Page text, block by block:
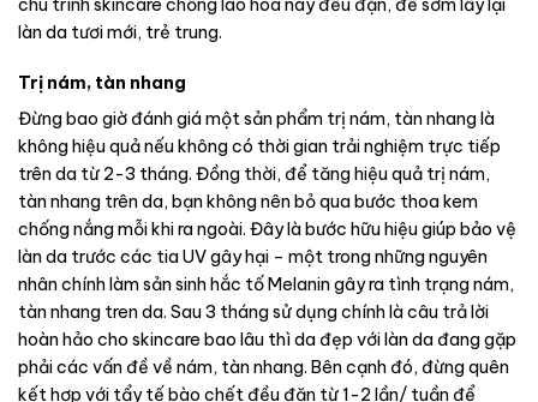
chu trình skincare chống lão hoá này đều đặn, để sớm lấy lại
làn da tươi mới, trẻ trung.
Trị nám, tàn nhang
Đừng bao giờ đánh giá một sản phẩm trị nám, tàn nhang là
không hiệu quả nếu không có thời gian trải nghiệm trực tiếp
trên da từ 2-3 tháng. Đồng thời, để tăng hiệu quả trị nám,
tàn nhang trên da, bạn không nên bỏ qua bước thoa kem
chống nắng mỗi khi ra ngoài. Đây là bước hữu hiệu giúp bảo vệ
làn da trước các tia UV gây hại – một trong những nguyên
nhân chính làm sản sinh hắc tố Melanin gây ra tình trạng nám,
tàn nhang tren da. Sau 3 tháng sử dụng chính là câu trả lời
hoàn hảo cho skincare bao lâu thì da đẹp với làn da đang gặp
phải các vấn đề về nám, tàn nhang. Bên cạnh đó, đừng quên
kết hợp với tẩy tế bào chết đều đặn từ 1-2 lần/ tuần để